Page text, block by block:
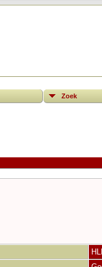
Zoek